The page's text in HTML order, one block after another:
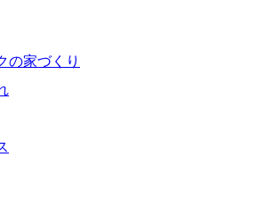
の家づくり